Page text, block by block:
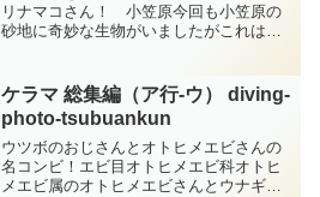
リナマコさん！ 小笠原今回も小笠原の
砂地に奇妙な生物がいましたがこれはオ
伸ばすと全長2〜3メートルにも達する世
界最大級の細長いナマコさ...
ケラマ 総集編（ア行-ウ） diving-
photo‐tsubuankun
ウツボのおじさんとオトヒメエビさんの
名コンビ！エビ目オトヒメエビ科オトヒ
メエビ属のオトヒメエビさんとウナギ目